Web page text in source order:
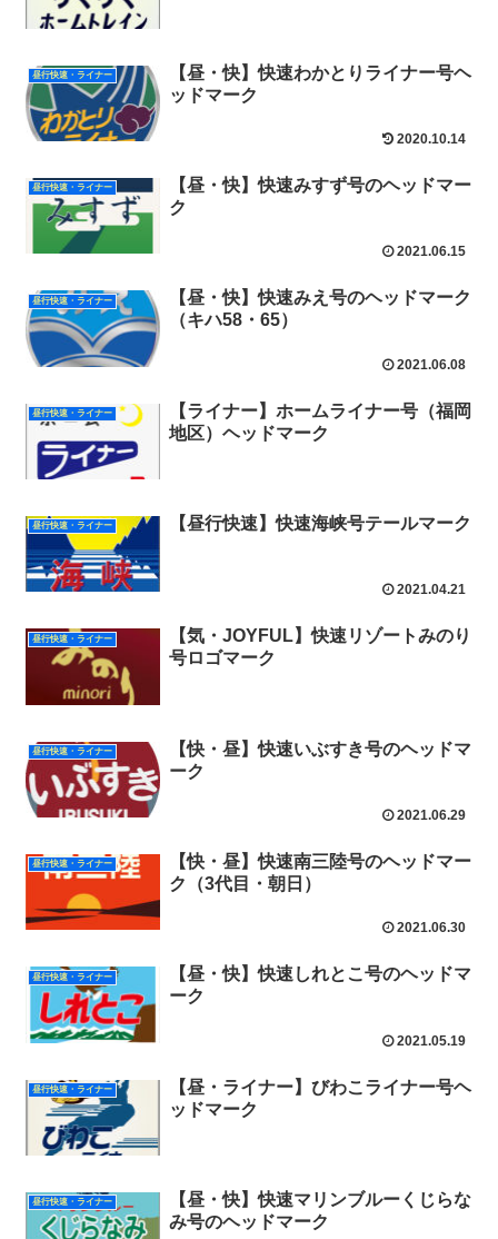
昼行快速・ライナー
【昼・快】快速わかとりライナー号ヘ
ッドマーク
2020.10.14
昼行快速・ライナー
【昼・快】快速みすず号のヘッドマー
ク
2021.06.15
昼行快速・ライナー
【昼・快】快速みえ号のヘッドマーク
（キハ58・65）
2021.06.08
昼行快速・ライナー
【ライナー】ホームライナー号（福岡
地区）ヘッドマーク
昼行快速・ライナー 【昼行快速】快速海峡号テールマーク
2021.04.21
昼行快速・ライナー
【気・JOYFUL】快速リゾートみのり
号ロゴマーク
昼行快速・ライナー
【快・昼】快速いぶすき号のヘッドマ
ーク
2021.06.29
昼行快速・ライナー
【快・昼】快速南三陸号のヘッドマー
ク（3代目・朝日）
2021.06.30
昼行快速・ライナー
【昼・快】快速しれとこ号のヘッドマ
ーク
2021.05.19
昼行快速・ライナー
【昼・ライナー】びわこライナー号ヘ
ッドマーク
昼行快速・ライナー
【昼・快】快速マリンブルーくじらな
み号のヘッドマーク